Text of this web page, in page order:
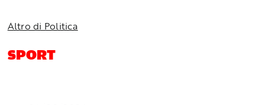
Altro di Politica
SPORT